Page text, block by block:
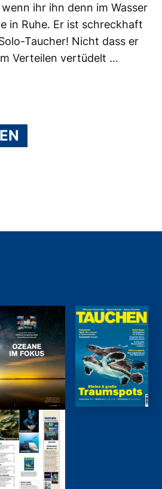
ihr ihn denn im Wasser
in Ruhe. Er ist schreckhaft
Taucher! Nicht dass er
Verteilen vertüdelt …